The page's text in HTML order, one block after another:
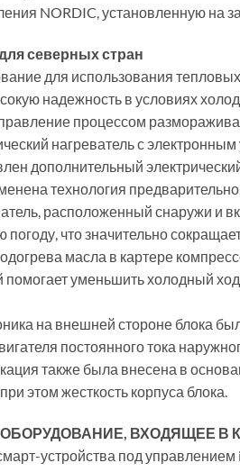
NORDIC, установленную на
северных стран
для использования
надежность в условиях
процессом
нагреватель с
дополнительный
технология
расположенный снаружи и
погоду, что значительно
масла в картере
уменьшить холодный
на внешней стороне блока
постоянного тока
также была внесена в
этом жесткость корпуса блока.
ВХОДЯЩЕЕ В
устройства под управлением